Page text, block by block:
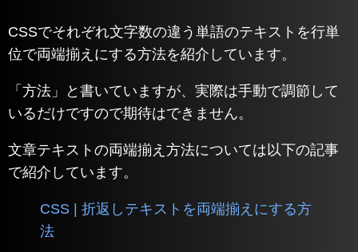
CSSでそれぞれ文字数の違う単語のテキストを行単
位で両端揃えにする方法を紹介しています。
「方法」と書いていますが、実際は手動で調節して
いるだけですので期待はできません。
文章テキストの両端揃え方法については以下の記事
で紹介しています。
CSS | 折返しテキストを両端揃えにする方
法